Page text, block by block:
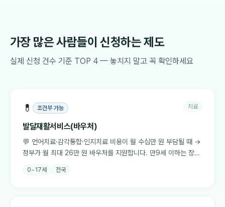
가장 많은 사람들이 신청하는 제도
실제 신청 건수 기준 TOP 4 — 놓치지 말고 꼭 확인하세요
💊 조건부 가능 치료
발달재활서비스(바우처)
💬 언어치료·감각통합·인지치료 비용이 월 수십만 원 부담될 때 →
정부가 월 최대 26만 원 바우처를 지원합니다. 만9세 이하는 장애
0~17세 전국